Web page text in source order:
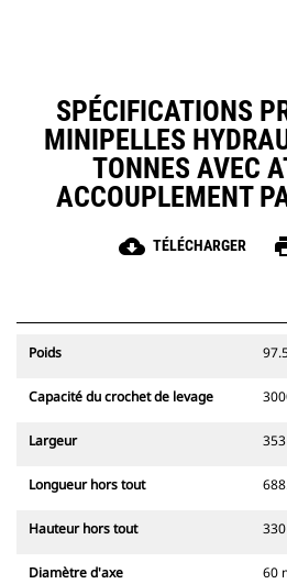
SPÉCIFICATIONS
MINIPELLES
TONNES AVEC
ACCOUPLEMENT
cloud_download TÉLÉCHARGER
Poids
Capacité du crochet de levage
Largeur
Longueur hors tout
Hauteur hors tout
Diamètre d'axe 60